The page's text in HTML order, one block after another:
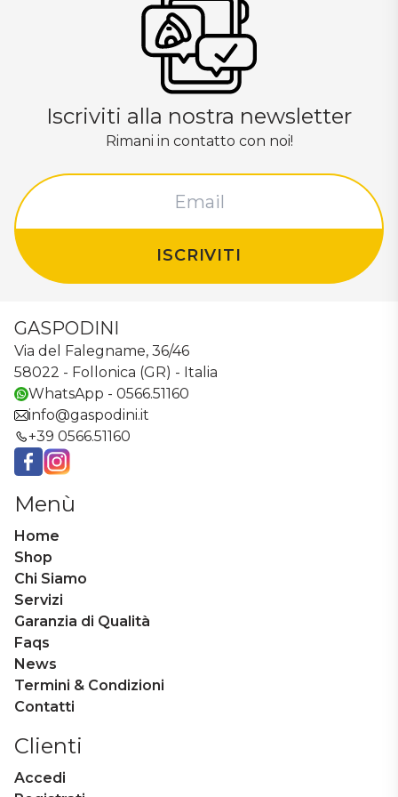
Iscriviti alla nostra newsletter
Rimani in contatto con noi!
ISCRIVITI
GASPODINI
Via del Falegname, 36/46
58022 - Follonica (GR) - Italia
WhatsApp - 0566.51160
info@gaspodini.it
+39 0566.51160
Menù
Home
Shop
Chi Siamo
Servizi
Garanzia di Qualità
Faqs
News
Termini & Condizioni
Contatti
Clienti
Accedi